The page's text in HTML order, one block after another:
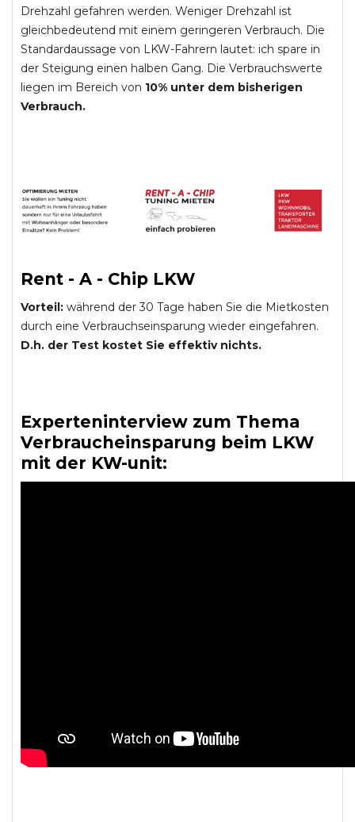
Drehzahl gefahren werden. Weniger Drehzahl ist
gleichbedeutend mit einem geringeren Verbrauch. Die
Standardaussage von LKW-Fahrern lautet: ich spare in
der Steigung einen halben Gang. Die Verbrauchswerte
liegen im Bereich von 10% unter dem bisherigen
Verbrauch.
Rent - A - Chip LKW
Vorteil: während der 30 Tage haben Sie die Mietkosten
durch eine Verbrauchseinsparung wieder eingefahren.
D.h. der Test kostet Sie effektiv nichts.
Experteninterview zum Thema
Verbraucheinsparung beim LKW
mit der KW-unit: